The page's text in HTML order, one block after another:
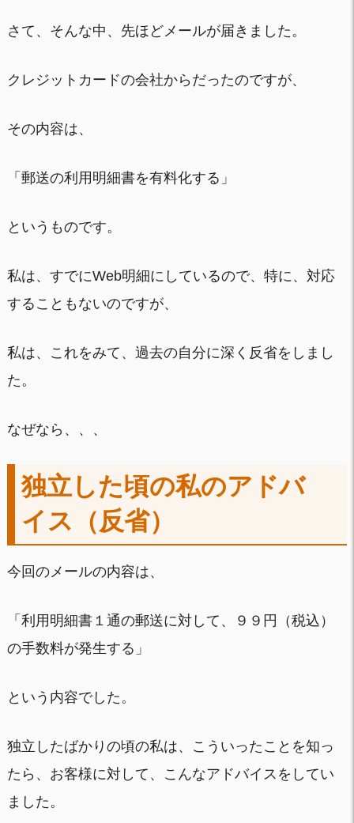
さて、そんな中、先ほどメールが届きました。
クレジットカードの会社からだったのですが、
その内容は、
「郵送の利用明細書を有料化する」
というものです。
私は、すでにWeb明細にしているので、特に、対応
することもないのですが、
私は、これをみて、過去の自分に深く反省をしまし
た。
なぜなら、、、
独立した頃の私のアドバ
イス（反省）
今回のメールの内容は、
「利用明細書１通の郵送に対して、９９円（税込）
の手数料が発生する」
という内容でした。
独立したばかりの頃の私は、こういったことを知っ
たら、お客様に対して、こんなアドバイスをしてい
ました。